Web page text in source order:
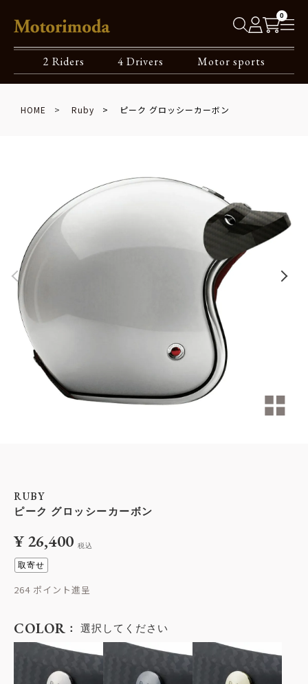
0
2 Riders 4 Drivers Motor sports
HOME Ruby ピーク グロッシーカーボン
RUBY
ピーク グロッシーカーボン
¥26,400 税込
取寄せ
264
COLOR 選択してください